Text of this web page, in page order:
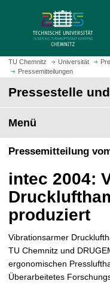
m
H
t
s
i
e
a
u
r
u
f
e
TU Chemnitz Universität
Pressemitteilungen
Pressestelle
Menü
Pressemitteilung
intec 2004:
produziert
Vibrationsarmer
TU Chemnitz und
ergonomischen
Überarbeitetes